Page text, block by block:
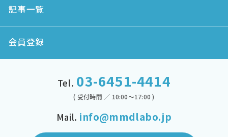
記事一覧
会員登録
Tel. 03-6451-4414
( 受付時間 ／ 10:00～17:00 )
Mail. info@mmdlabo.jp